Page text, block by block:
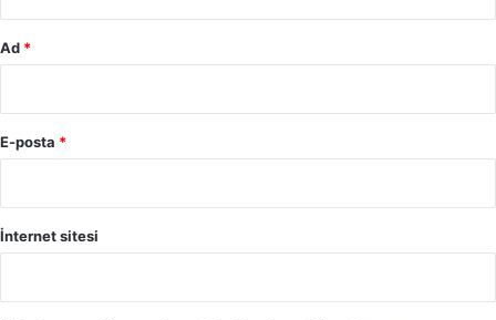
Ad *
E-posta *
İnternet sitesi